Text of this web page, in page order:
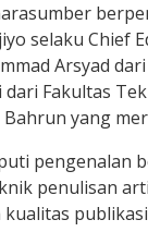
selaku Chief
Arsyad
dari Fakultas
yang
pengenalan
penulisan